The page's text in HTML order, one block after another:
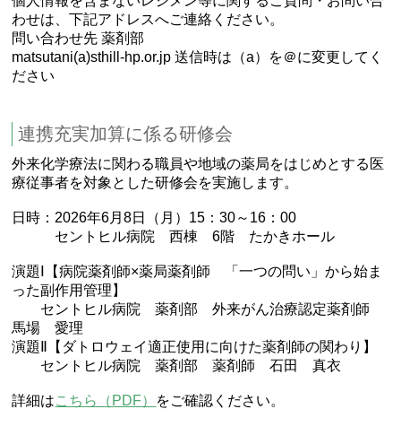
わせは、下記アドレスへご連絡ください。
問い合わせ先 薬剤部
matsutani(a)sthill-hp.or.jp 送信時は（a）を＠に変更してく
ださい
連携充実加算に係る研修会
外来化学療法に関わる職員や地域の薬局をはじめとする医
療従事者を対象とした研修会を実施します。
日時：2026年6月8日（月）15：30～16：00
セントヒル病院 西棟 6階 たかきホール
演題Ⅰ【病院薬剤師×薬局薬剤師 「一つの問い」から始ま
った副作用管理】
セントヒル病院 薬剤部 外来がん治療認定薬剤師
馬場 愛理
演題Ⅱ【ダトロウェイ適正使用に向けた薬剤師の関わり】
セントヒル病院 薬剤部 薬剤師 石田 真衣
詳細はこちら（PDF） をご確認ください。